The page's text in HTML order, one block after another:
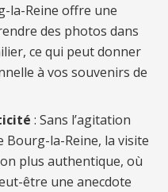
la-Reine offre une
des photos dans
ce qui peut donner
à vos souvenirs de
: Sans l’agitation
Bourg-la-Reine, la visite
plus authentique, où
être une anecdote